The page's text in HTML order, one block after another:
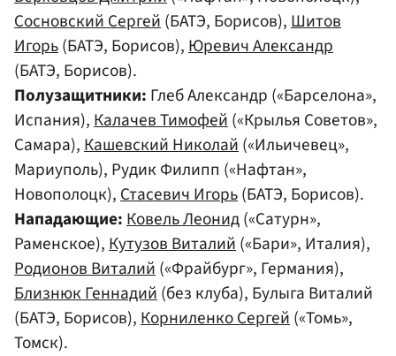
Сосновский Сергей(БАТЭ, Борисов),Шитов
Игорь(БАТЭ, Борисов),Юревич Александр
(БАТЭ, Борисов).
Полузащитники: Глеб Александр («Барселона»,
Испания),Калачев Тимофей(«Крылья Советов»,
Самара),Кашевский Николай(«Ильичевец»,
Мариуполь), Рудик Филипп («Нафтан»,
Новополоцк),Стасевич Игорь(БАТЭ, Борисов).
Нападающие:Ковель Леонид(«Сатурн»,
Раменское),Кутузов Виталий(«Бари», Италия),
Родионов Виталий(«Фрайбург», Германия),
Близнюк Геннадий(без клуба), Булыга Виталий
(БАТЭ, Борисов),Корниленко Сергей(«Томь»,
Томск).